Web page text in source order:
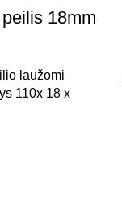
18mm
laužomi
110x 18 x